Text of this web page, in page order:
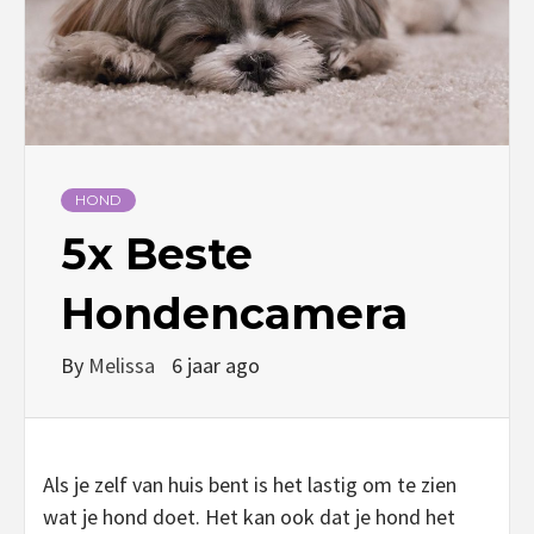
HOND
5x Beste
Hondencamera
By Melissa 6 jaar ago
Als je zelf van huis bent is het lastig om te zien
wat je hond doet. Het kan ook dat je hond het